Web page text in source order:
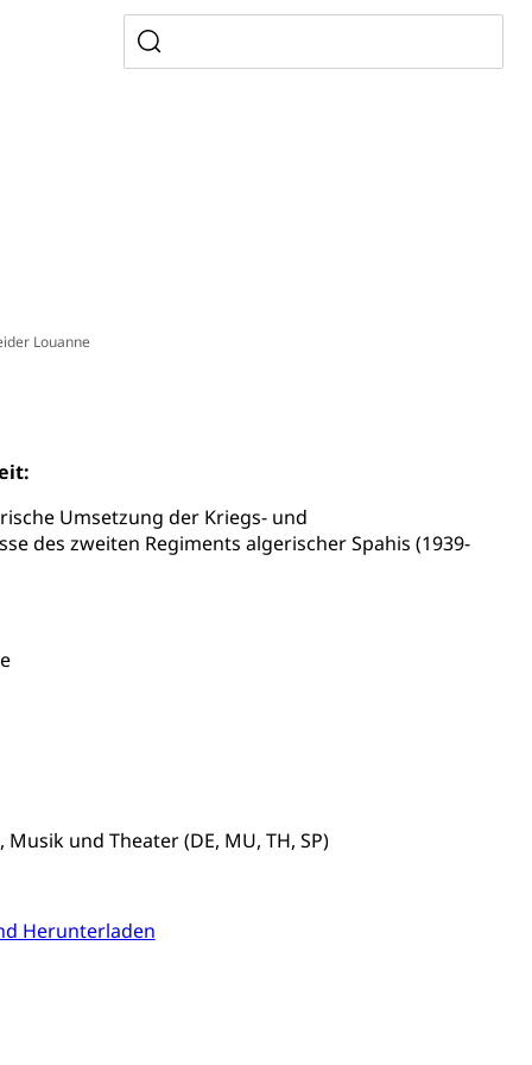
Louanne
Umsetzung der Kriegs- und
des zweiten Regiments algerischer Spahis (1939-
Musik und Theater (DE, MU, TH, SP)
Herunterladen
Pflege HF oder Studium Pflege FH
Ausbildung, akademische Ausbildung,
Weiterbildung, Forschung, Entwicklung, Dienstleistungen,
Krankenkasse
Tabakprävention, Primärprävention,
Krankenversicherung, Unfallversicherung,
(WAS Luzern)
Suchtkrankheit, Drogenabhängige,